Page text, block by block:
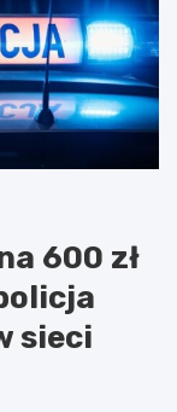
600 zł
sieci